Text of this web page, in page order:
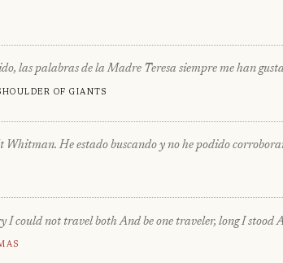
las palabras de la Madre Teresa siempre me han
of giants
Whitman. He estado buscando y no he podido
I could not travel both And be one traveler, long I stood